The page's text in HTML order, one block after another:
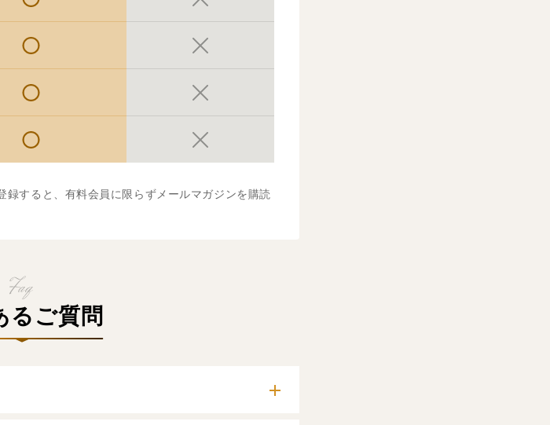
すると、有料会員に限らずメールマガジンを購読
るご質問